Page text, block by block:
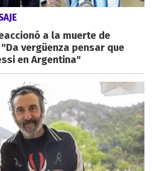
a la muerte de
vergüenza pensar que
en Argentina"